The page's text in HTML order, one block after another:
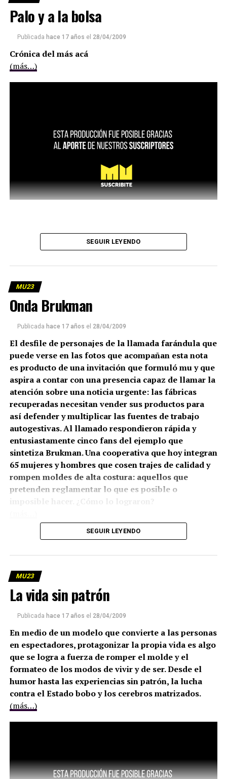
Palo y a la bolsa
Publicada hace 17 años el 28/04/2009
Crónica del más acá
(más…)
SEGUIR LEYENDO
MU23
Onda Brukman
Publicada hace 17 años el 28/04/2009
El desfile de personajes de la llamada farándula que
puede verse en las fotos que acompañan esta nota
es producto de una invitación que formuló mu y que
aspira a contar con una presencia capaz de llamar la
atención sobre una noticia urgente: las fábricas
recuperadas necesitan vender sus productos para
así defender y multiplicar las fuentes de trabajo
autogestivas. Al llamado respondieron rápida y
entusiastamente cinco fans del ejemplo que
sintetiza Brukman. Una cooperativa que hoy integran
65 mujeres y hombres que cosen trajes de calidad y
rompen moldes de alta costura: aquellos que
pretenden reglamentar lo que es posible o
SEGUIR LEYENDO
MU23
La vida sin patrón
Publicada hace 17 años el 28/04/2009
En medio de un modelo que convierte a las personas
en espectadores, protagonizar la propia vida es algo
que se logra a fuerza de romper el molde y el
formateo de los modos de vivir y de ser. Desde el
humor hasta las experiencias sin patrón, la lucha
contra el Estado bobo y los cerebros matrizados.
(más…)